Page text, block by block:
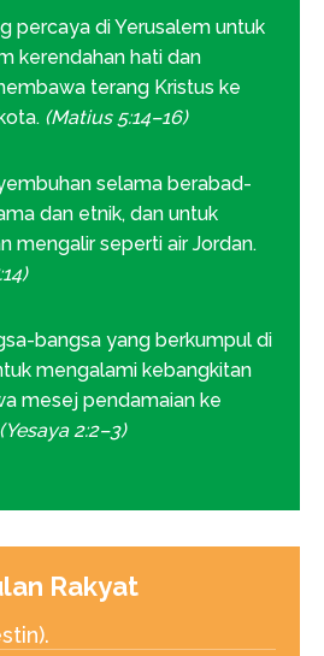
percaya di Yerusalem untuk
kerendahan hati dan
terang Kristus ke
(Matius 5:14–16)
selama berabad-
dan etnik, dan untuk
mengalir seperti air Jordan.
bangsa yang berkumpul di
mengalami kebangkitan
mesej pendamaian ke
(Yesaya 2:2–3)
Rakyat